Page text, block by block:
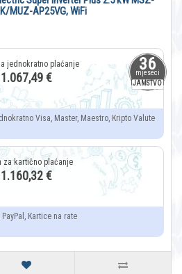
36
mjeseci
JAMSTVO
MUZ-AP25VG, WiFi
1.067,49 €
Visa, Master, Maestro, Kripto Valute
1.160,32 €
PayPal, Kartice na rate